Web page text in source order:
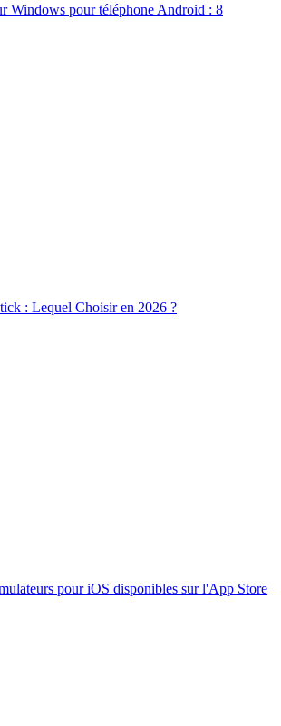
Windows pour téléphone Android : 8
: Lequel Choisir en 2026 ?
pour iOS disponibles sur l'App Store